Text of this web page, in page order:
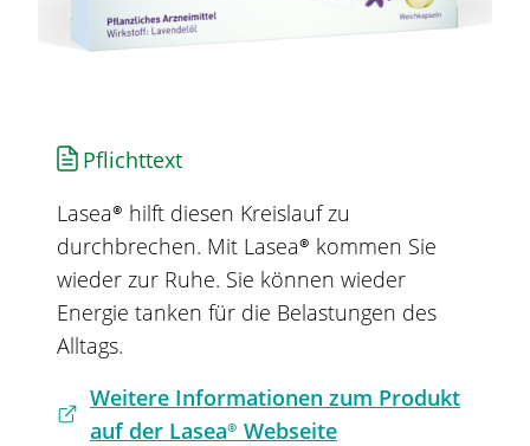
Lasea® hilft diesen Kreislauf zu
durchbrechen. Mit Lasea® kommen Sie
wieder zur Ruhe. Sie können wieder
Energie tanken für die Belastungen des
Alltags.
Weitere Informationen zum Produkt
auf der Lasea® Webseite
Pflichttext